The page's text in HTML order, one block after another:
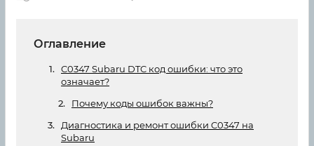
Оглавление
C0347 Subaru DTC код ошибки: что это
означает?
Почему коды ошибок важны?
Диагностика и ремонт ошибки C0347 на
Subaru